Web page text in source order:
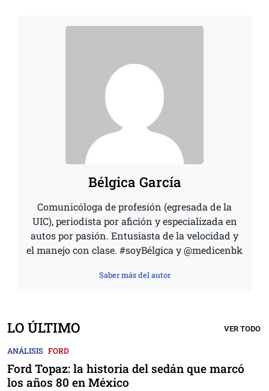
Bélgica García
Comunicóloga de profesión (egresada de la
UIC), periodista por afición y especializada en
autos por pasión. Entusiasta de la velocidad y
el manejo con clase. #soyBélgica y @medicenbk
Saber más del autor
LO ÚLTIMO VER TODO
ANÁLISIS FORD
Ford Topaz: la historia del sedán que marcó
los años 80 en México